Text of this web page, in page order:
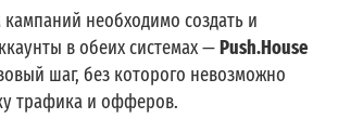
необходимо создать и
в обеих системах —Push.House
шаг, без которого невозможно
трафика и офферов.